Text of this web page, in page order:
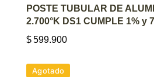
AGREGAR AL
POSTE TUBULAR DE
2.700°K DS1 CUMPLE 1% y
$599.900
Agotado